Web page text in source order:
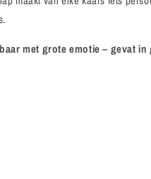
met grote emotie – gevat in